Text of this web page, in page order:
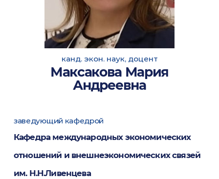
канд. экон. наук, доцент
Максакова Мария
Андреевна
заведующий кафедрой
Кафедра международных экономических
отношений и внешнеэкономических связей
им. Н.Н.Ливенцева